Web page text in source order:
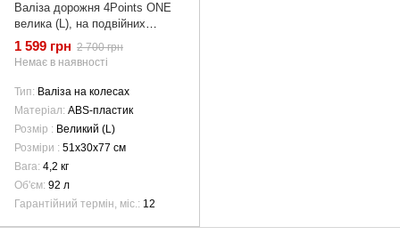
Валіза дорожня 4Points ONE
велика (L), на подвійних
колесах, пластикова, Темно-
сірий
1 599 грн 2 700 грн
Немає в наявності
Тип
Валіза на колесах
Матеріал ABS-пластик
Розмір
Великий (L)
Розміри
51х30х77 см
Вага 4,2 кг
Об'єм 92 л
Гарантійний термін, міс. 12